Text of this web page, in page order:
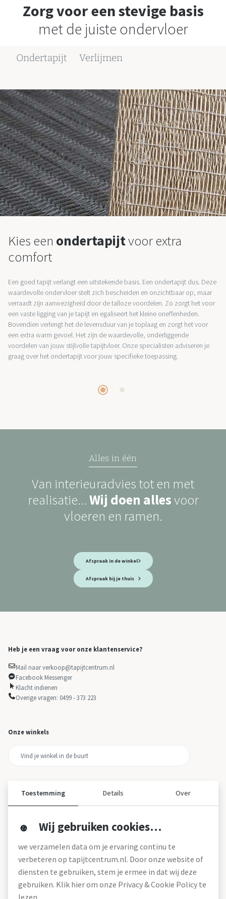
Zorg voor een stevige basis
met de juiste ondervloer
Ondertapijt Verlijmen
Kies een ondertapijtvoor extra
comfort
Een goed tapijt verlangt een uitstekende basis. Een ondertapijt dus. Deze
waardevolle ondervloer stelt zich bescheiden en onzichtbaar op, maar
verraadt zijn aanwezigheid door de talloze voordelen. Zo zorgt het voor
een vaste ligging van je tapijt en egaliseert het kleine oneffenheden.
Bovendien verlengt het de levensduur van je toplaag en zorgt het voor
een extra warm gevoel. Het zijn de waardevolle, onderliggende
voordelen van jouw stijlvolle tapijtvloer. Onze specialisten adviseren je
graag over het ondertapijt voor jouw specifieke toepassing.
Alles in één
Van interieuradvies tot en met
realisatie... Wij doen allesvoor
vloeren en ramen.
Afspraak in de winkel
Afspraak bij je thuis
Heb je een vraag voor onze klantenservice?
Mail naar verkoop@tapijtcentrum.nl
Facebook Messenger
Klacht indienen
Overige vragen: 0499 - 373 223
Onze winkels
Over tapijtcentrum
Werken bij
Montageservice
Blog
Toestemming Details Over
Wij gebruiken cookies…
we verzamelen data om je ervaring continu te
verbeteren op tapijtcentrum.nl. Door onze website of
diensten te gebruiken, stem je ermee in dat wij deze
gebruiken. Klik hier om onze Privacy & Cookie Policy te
lezen.